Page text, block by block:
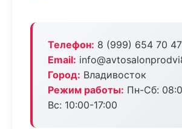
Телефон: 8 (999) 654 70 47
Email:
Город: Владивосток
Режим работы: Пн-Сб:
Вс: 10:00-17:00